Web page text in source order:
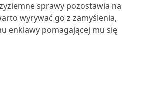
sprawy pozostawia na
wyrywać go z zamyślenia,
enklawy pomagającej mu się